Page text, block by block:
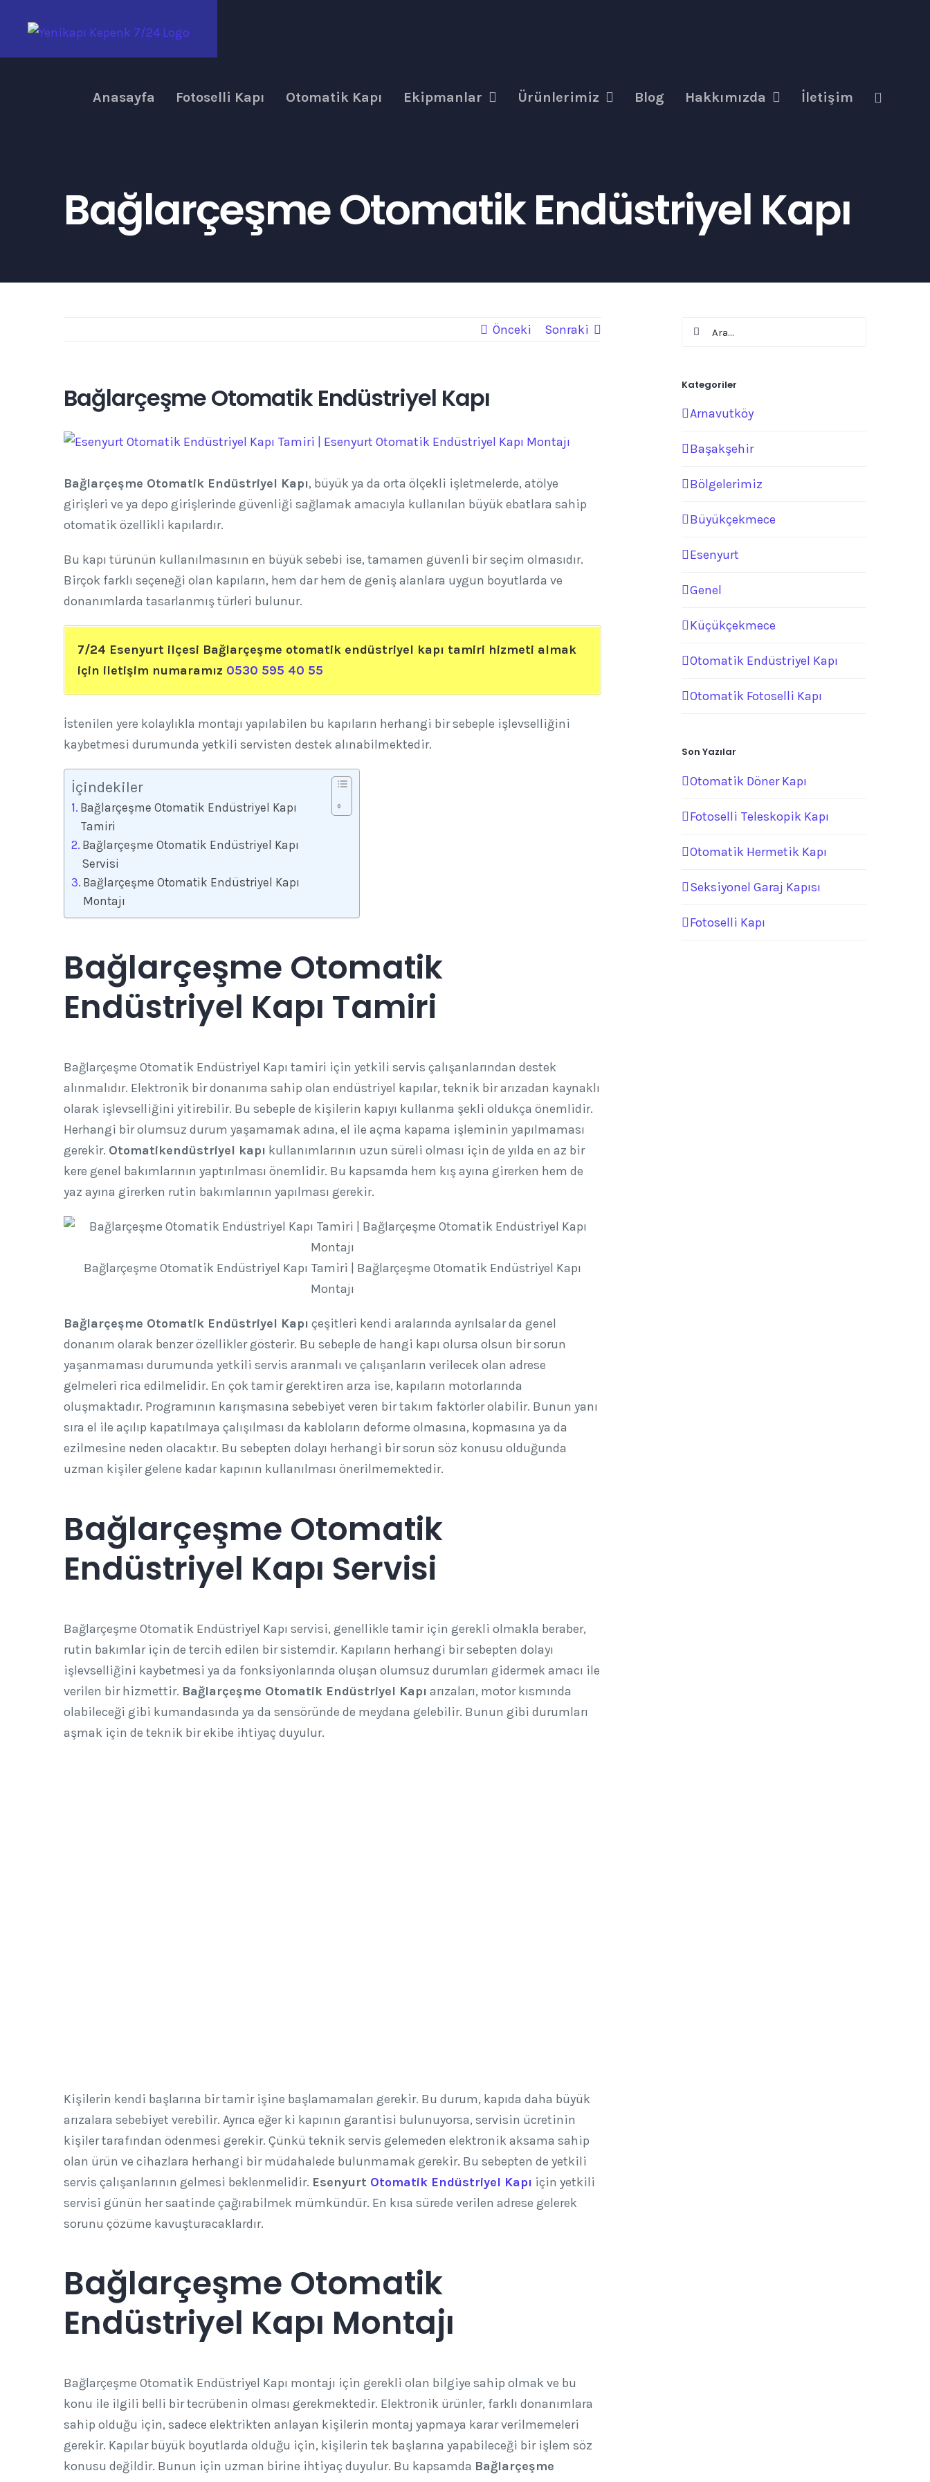
Anasayfa Fotoselli Kapı Otomatik Kapı Ekipmanlar Ürünlerimiz Blog Hakkımızda İletişim
Bağlarçeşme Otomatik Endüstriyel Kapı
Önceki Sonraki
Bağlarçeşme Otomatik Endüstriyel Kapı
View
Image
Bağlarçeşme Otomatik Endüstriyel Kapı, büyük ya da orta ölçekli işletmelerde, atölye
girişleri ve ya depo girişlerinde güvenliği sağlamak amacıyla kullanılan büyük ebatlara sahip
otomatik özellikli kapılardır.
Bu kapı türünün kullanılmasının en büyük sebebi ise, tamamen güvenli bir seçim olmasıdır.
Birçok farklı seçeneği olan kapıların, hem dar hem de geniş alanlara uygun boyutlarda ve
donanımlarda tasarlanmış türleri bulunur.
7/24 Esenyurt ilçesi Bağlarçeşme otomatik endüstriyel kapı tamiri hizmeti almak
için iletişim numaramız 0530 595 40 55
İstenilen yere kolaylıkla montajı yapılabilen bu kapıların herhangi bir sebeple işlevselliğini
kaybetmesi durumunda yetkili servisten destek alınabilmektedir.
İçindekiler
Bağlarçeşme Otomatik Endüstriyel Kapı
Tamiri
Bağlarçeşme Otomatik Endüstriyel Kapı
Servisi
Bağlarçeşme Otomatik Endüstriyel Kapı
Montajı
Bağlarçeşme Otomatik
Endüstriyel Kapı Tamiri
Bağlarçeşme Otomatik Endüstriyel Kapı tamiri için yetkili servis çalışanlarından destek
alınmalıdır. Elektronik bir donanıma sahip olan endüstriyel kapılar, teknik bir arızadan kaynaklı
olarak işlevselliğini yitirebilir. Bu sebeple de kişilerin kapıyı kullanma şekli oldukça önemlidir.
Herhangi bir olumsuz durum yaşamamak adına, el ile açma kapama işleminin yapılmaması
gerekir. Otomatikendüstriyel kapı kullanımlarının uzun süreli olması için de yılda en az bir
kere genel bakımlarının yaptırılması önemlidir. Bu kapsamda hem kış ayına girerken hem de
yaz ayına girerken rutin bakımlarının yapılması gerekir.
Bağlarçeşme Otomatik Endüstriyel Kapı Tamiri | Bağlarçeşme Otomatik Endüstriyel Kapı
Montajı
Bağlarçeşme Otomatik Endüstriyel Kapı çeşitleri kendi aralarında ayrılsalar da genel
donanım olarak benzer özellikler gösterir. Bu sebeple de hangi kapı olursa olsun bir sorun
yaşanmaması durumunda yetkili servis aranmalı ve çalışanların verilecek olan adrese
gelmeleri rica edilmelidir. En çok tamir gerektiren arza ise, kapıların motorlarında
oluşmaktadır. Programının karışmasına sebebiyet veren bir takım faktörler olabilir. Bunun yanı
sıra el ile açılıp kapatılmaya çalışılması da kabloların deforme olmasına, kopmasına ya da
ezilmesine neden olacaktır. Bu sebepten dolayı herhangi bir sorun söz konusu olduğunda
uzman kişiler gelene kadar kapının kullanılması önerilmemektedir.
Bağlarçeşme Otomatik
Endüstriyel Kapı Servisi
Bağlarçeşme Otomatik Endüstriyel Kapı servisi, genellikle tamir için gerekli olmakla beraber,
rutin bakımlar için de tercih edilen bir sistemdir. Kapıların herhangi bir sebepten dolayı
işlevselliğini kaybetmesi ya da fonksiyonlarında oluşan olumsuz durumları gidermek amacı ile
verilen bir hizmettir. Bağlarçeşme Otomatik Endüstriyel Kapı arızaları, motor kısmında
olabileceği gibi kumandasında ya da sensöründe de meydana gelebilir. Bunun gibi durumları
aşmak için de teknik bir ekibe ihtiyaç duyulur.
Kişilerin kendi başlarına bir tamir işine başlamamaları gerekir. Bu durum, kapıda daha büyük
arızalara sebebiyet verebilir. Ayrıca eğer ki kapının garantisi bulunuyorsa, servisin ücretinin
kişiler tarafından ödenmesi gerekir. Çünkü teknik servis gelemeden elektronik aksama sahip
olan ürün ve cihazlara herhangi bir müdahalede bulunmamak gerekir. Bu sebepten de yetkili
servis çalışanlarının gelmesi beklenmelidir. Esenyurt Otomatik Endüstriyel Kapı için yetkili
servisi günün her saatinde çağırabilmek mümkündür. En kısa sürede verilen adrese gelerek
sorunu çözüme kavuşturacaklardır.
Bağlarçeşme Otomatik
Endüstriyel Kapı Montajı
Bağlarçeşme Otomatik Endüstriyel Kapı montajı için gerekli olan bilgiye sahip olmak ve bu
konu ile ilgili belli bir tecrübenin olması gerekmektedir. Elektronik ürünler, farklı donanımlara
sahip olduğu için, sadece elektrikten anlayan kişilerin montaj yapmaya karar verilmemeleri
gerekir. Kapılar büyük boyutlarda olduğu için, kişilerin tek başlarına yapabileceği bir işlem söz
konusu değildir. Bunun için uzman birine ihtiyaç duyulur. Bu kapsamda Bağlarçeşme
Ara:
Kategoriler
Arnavutköy
Başakşehir
Bölgelerimiz
Büyükçekmece
Esenyurt
Genel
Küçükçekmece
Otomatik Endüstriyel Kapı
Otomatik Fotoselli Kapı
Son Yazılar
Otomatik Döner Kapı
Fotoselli Teleskopik Kapı
Otomatik Hermetik Kapı
Seksiyonel Garaj Kapısı
Fotoselli Kapı